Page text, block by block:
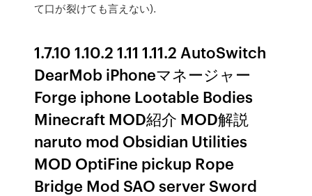
て口が裂けても言えない).
1.7.10 1.10.2 1.11 1.11.2 AutoSwitch
DearMob iPhoneマネージャー
Forge iphone Lootable Bodies
Minecraft MOD紹介 MOD解説
naruto mod Obsidian Utilities
MOD OptiFine pickup Rope
Bridge Mod SAO server Sword